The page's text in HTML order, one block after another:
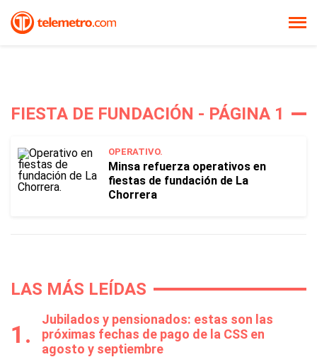
FIESTA DE FUNDACIÓN - PÁGINA 1
OPERATIVO.
Minsa refuerza operativos en
fiestas de fundación de La
Chorrera
LAS MÁS LEÍDAS
Jubilados y pensionados: estas son las
próximas fechas de pago de la CSS en
agosto y septiembre